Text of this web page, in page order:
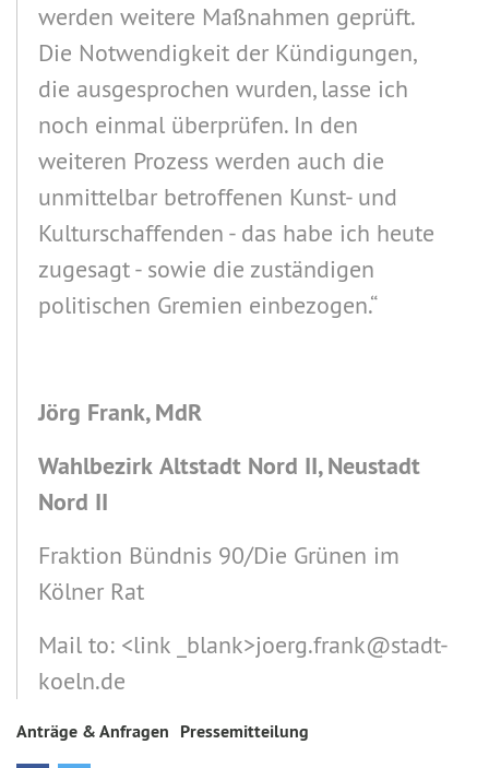
werden weitere Maßnahmen geprüft.
Die Notwendigkeit der Kündigungen,
die ausgesprochen wurden, lasse ich
noch einmal überprüfen. In den
weiteren Prozess werden auch die
unmittelbar betroffenen Kunst- und
Kulturschaffenden - das habe ich heute
zugesagt - sowie die zuständigen
politischen Gremien einbezogen.“
Jörg Frank, MdR
Wahlbezirk Altstadt Nord II, Neustadt
Nord II
Fraktion Bündnis 90/Die Grünen im
Kölner Rat
Mail to: <link _blank>joerg.frank@stadt-
koeln.de
Anträge & Anfragen Pressemitteilung